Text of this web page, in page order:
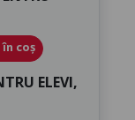
coș
ELEVI,